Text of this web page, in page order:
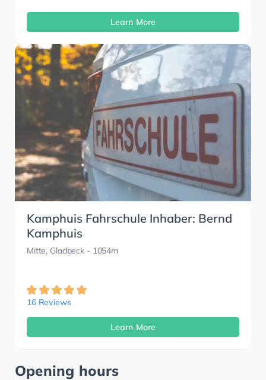
Learn More
Kamphuis Fahrschule Inhaber: Bernd
Kamphuis
Mitte, Gladbeck - 1054m
16 Reviews
Learn More
Opening hours